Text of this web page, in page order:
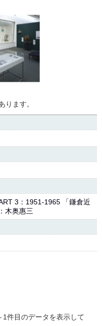
ります。
3：1951-1965 「鎌倉近
木奥惠三
件目のデータを表示して